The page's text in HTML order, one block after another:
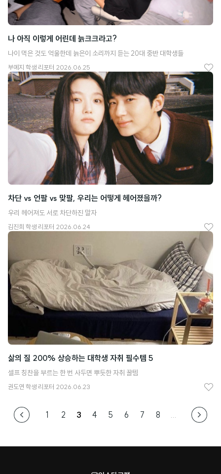
나 아직 이렇게 어린데 늙크크라고?
나이 먹은 것도 억울한데 늙은이 소리까지 듣는 20대 중반 대학생들
부예지 학생 리포터 2026.06.25
좋
요
차단 vs 언팔 vs 맞팔, 우리는 어떻게 헤어졌을까?
우리 헤어져도 서로 차단하진 말자
김진희 학생 리포터 2026.06.24
좋
아
삶의 질 200% 상승하는 대학생 자취 필수템 5
셀프 칭찬을 부르는 한 번 사두면 뿌듯한 자취 꿀템
권도연 학생 리포터 2026.06.23
좋
1 2 3 4 5 6 7 8